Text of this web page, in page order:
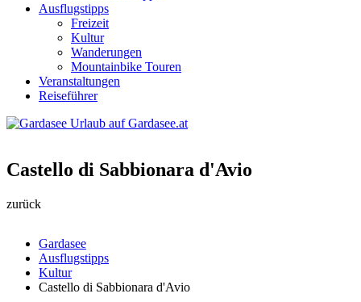
Ausflugstipps
Freizeit
Kultur
Wanderungen
Mountainbike Touren
Veranstaltungen
Reiseführer
Castello di Sabbionara d'Avio
zurück
Gardasee
Ausflugstipps
Kultur
Castello di Sabbionara d'Avio